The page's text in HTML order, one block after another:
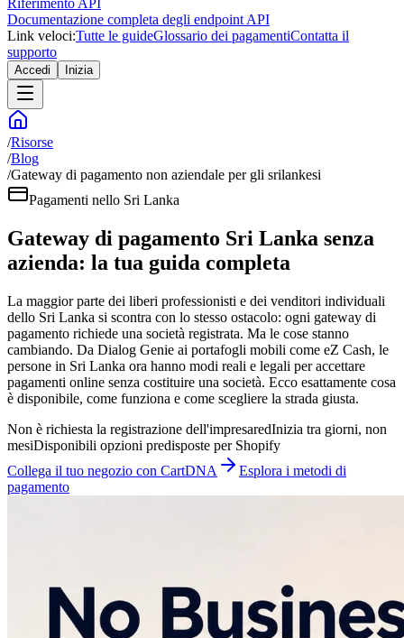
Riferimento API
Documentazione completa degli endpoint API
Link veloci:Tutte le guideGlossario dei pagamentiContatta il
supporto
Accedi Inizia
/Risorse
/Blog
/Gateway di pagamento non aziendale per gli srilankesi
Pagamenti nello Sri Lanka
Gateway di pagamento Sri Lanka senza
azienda: la tua guida completa
La maggior parte dei liberi professionisti e dei venditori individuali
dello Sri Lanka si scontra con lo stesso ostacolo: ogni gateway di
pagamento richiede una società registrata. Ma le cose stanno
cambiando. Da Dialog Genie ai portafogli mobili come eZ Cash, le
persone in Sri Lanka ora hanno modi reali e legali per accettare
pagamenti online senza costituire una società. Ecco esattamente cosa
è disponibile, come funziona e come scegliere la strada giusta.
Non è richiesta la registrazione dell'impresaredInizia tra giorni, non
mesiDisponibili opzioni predisposte per Shopify
Collega il tuo negozio con CartDNA
Esplora i metodi di
pagamento